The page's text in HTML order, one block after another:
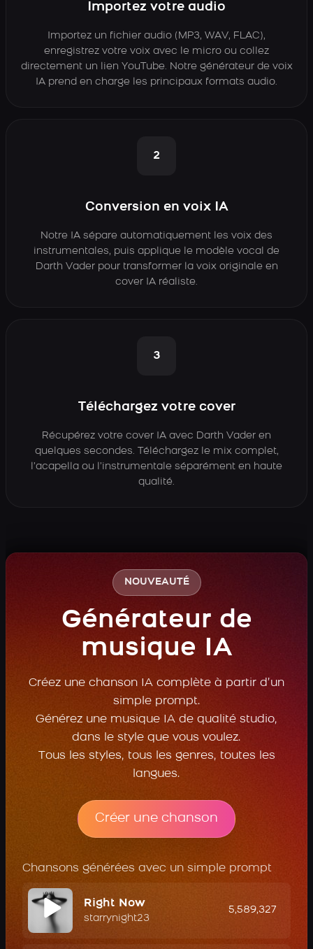
Importez votre audio
Importez un fichier audio (MP3, WAV, FLAC),
enregistrez votre voix avec le micro ou collez
directement un lien YouTube. Notre générateur de voix
IA prend en charge les principaux formats audio.
2
Conversion en voix IA
Notre IA sépare automatiquement les voix des
instrumentales, puis applique le modèle vocal de
Darth Vader pour transformer la voix originale en
cover IA réaliste.
3
Téléchargez votre cover
Récupérez votre cover IA avec Darth Vader en
quelques secondes. Téléchargez le mix complet,
l’acapella ou l’instrumentale séparément en haute
qualité.
NOUVEAUTÉ
Générateur de
musique IA
Créez une chanson IA complète à partir d’un
simple prompt.
Générez une musique IA de qualité studio,
dans le style que vous voulez.
Tous les styles, tous les genres, toutes les
langues.
Créer une chanson
Chansons générées avec un simple prompt
Right Now
starrynight23
5,589,327